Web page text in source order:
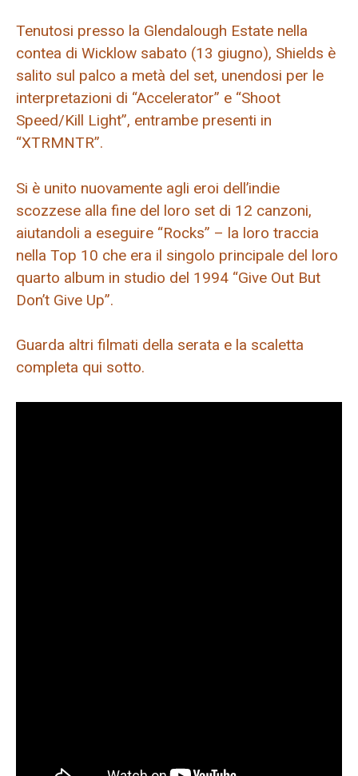
Tenutosi presso la Glendalough Estate nella
contea di Wicklow sabato (13 giugno), Shields è
salito sul palco a metà del set, unendosi per le
interpretazioni di “Accelerator” e “Shoot
Speed/Kill Light”, entrambe presenti in
“XTRMNTR”.
Si è unito nuovamente agli eroi dell’indie
scozzese alla fine del loro set di 12 canzoni,
aiutandoli a eseguire “Rocks” – la loro traccia
nella Top 10 che era il singolo principale del loro
quarto album in studio del 1994 “Give Out But
Don’t Give Up”.
Guarda altri filmati della serata e la scaletta
completa qui sotto.